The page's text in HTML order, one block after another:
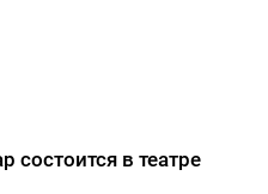
состоится в театре